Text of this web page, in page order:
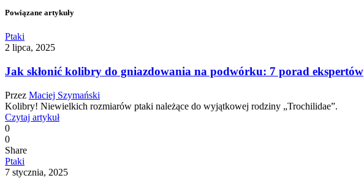
Powiązane artykuły
Ptaki
2 lipca, 2025
Jak skłonić kolibry do gniazdowania na podwórku: 7 porad ekspertów
Przez Maciej Szymański
Kolibry! Niewielkich rozmiarów ptaki należące do wyjątkowej rodziny „Trochilidae”.
Czytaj artykuł
0
0
Share
Ptaki
7 stycznia, 2025